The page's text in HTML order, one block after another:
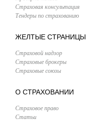
Страховая консультация
Тендеры по страхованию
ЖЕЛТЫЕ СТРАНИЦЫ
Страховой надзор
Страховые брокеры
Страховые союзы
О СТРАХОВАНИИ
Страховое право
Статьи